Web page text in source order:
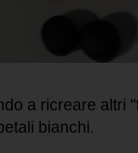
a ricreare altri
bianchi.